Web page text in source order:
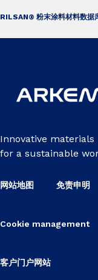
RILSAN® 粉末涂料材料数据
Innovative materials
for a sustainable
网站地图 免责申明
Cookie management
客户门户网站